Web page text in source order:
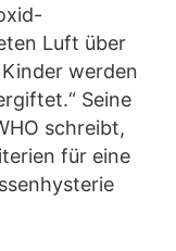
Luft über
werden
Seine
schreibt,
für eine